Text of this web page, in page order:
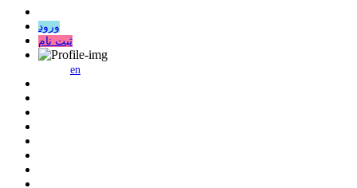
ورود
ثبت نام
en